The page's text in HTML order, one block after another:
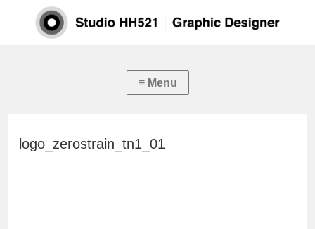
logo_zerostrain_tn1_01